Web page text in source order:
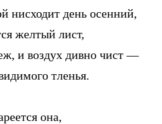
нисходит день осенний,
желтый лист,
и воздух дивно чист —
тленья.
она,